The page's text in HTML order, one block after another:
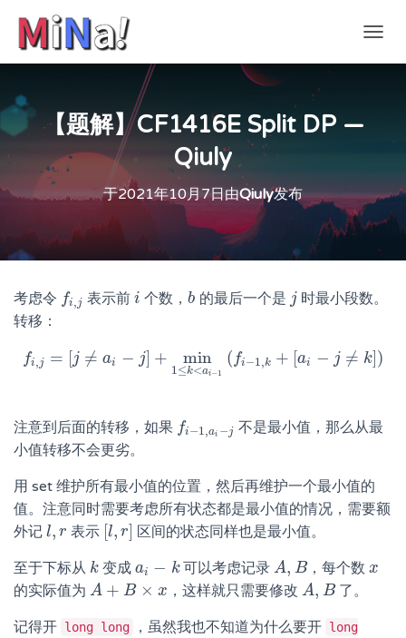
换
【题解】CF1416E Split DP —
Qiuly
于2021年10月7日由Qiuly发布
考虑令 fi,j
f, 表示前 i
i 个数，b
b 的最后一个是 j
j 时最小段数。
转移：
fi,j = [j ≠ ai − j] + min
1≤k<ai−1
( fi−1,k + [ai − j ≠ k])
f,j =[j ≠a −j] + min ≤k<ai 1(f−1,k+[ ai− ≠k ])
注意到后面的转移，如果 fi−1,ai −j
f−1 ai−j 不是最小值，那么从最
小值转移不会更劣。
用 set 维护所有最小值的位置，然后再维护一个最小值的
值。注意同时需要考虑所有状态都是最小值的情况，需要额
外记 l, r
l,r 表示 [l, r]
[l,r] 区间的状态同样也是最小值。
至于下标从 k
k 变成ai − k
ai−k 可以考虑记录A, B
A,B ，每个数 x
x
的实际值为 A + B × x
A+B ×x ，这样就只需要修改A, B
A,B 了。
记得开 long long ，虽然我也不知道为什么要开 long